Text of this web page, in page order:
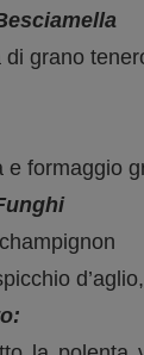
grano
e formaggio